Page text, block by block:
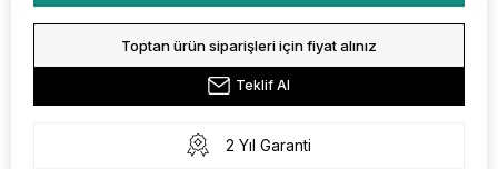
Toptan ürün siparişleri için fiyat alınız
Teklif Al
2 Yıl Garanti